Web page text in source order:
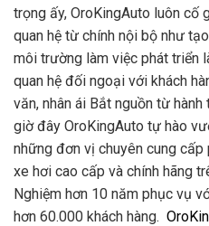
trọng ấy, OroKingAuto luôn cố
quan hệ từ chính nội bộ như
môi trường làm việc phát triển
quan hệ đối ngoại với khách
văn, nhân ái Bắt nguồn từ
giờ đây OroKingAuto tự hào
những đơn vị chuyên cung
xe hơi cao cấp và chính hãng
Nghiệm hơn 10 năm phục vụ
hơn 60.000 khách hàng.